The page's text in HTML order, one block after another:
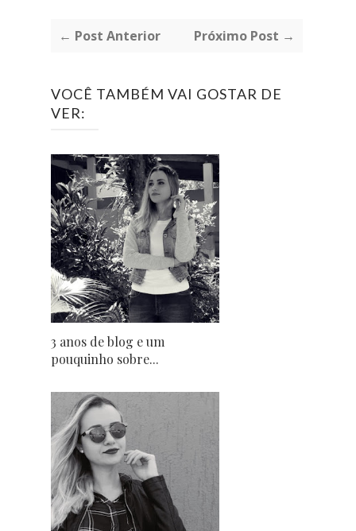
← Post Anterior Próximo Post →
VOCÊ TAMBÉM VAI GOSTAR DE
VER:
3 anos de blog e um
pouquinho sobre...